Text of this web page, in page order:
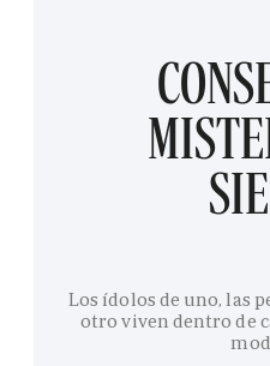
Los ídolos de uno, las
otro viven dentro de